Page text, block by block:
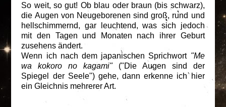
So weit, so gut! Ob blau oder braun (bis schwarz),
die Augen von Neugeborenen sind groß, rund und
hellschimmernd, gar leuchtend, was sich jedoch
mit den Tagen und Monaten nach ihrer Geburt
zusehens ändert.
Wenn ich nach dem japanischen Sprichwort "Me
wa kokoro no kagami"("Die Augen sind der
Spiegel der Seele") gehe, dann erkenne ich hier
ein Gleichnis mehrerer Art.